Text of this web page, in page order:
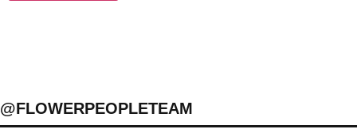
@FLOWERPEOPLETEAM